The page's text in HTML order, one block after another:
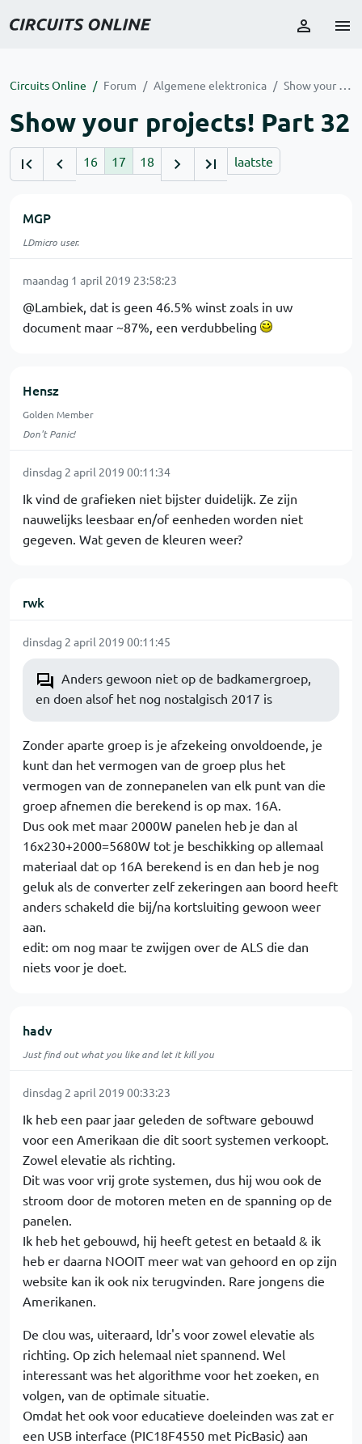
Circuits Online Forum Algemene elektronica Show your projects! Part 32
Show your projects! Part 32
16 17 18 laatste
MGP
LDmicro user.
maandag 1 april 2019 23:58:23
@Lambiek, dat is geen 46.5% winst zoals in uw
document maar ~87%, een verdubbeling
Hensz
Golden Member
Don't Panic!
dinsdag 2 april 2019 00:11:34
Ik vind de grafieken niet bijster duidelijk. Ze zijn
nauwelijks leesbaar en/of eenheden worden niet
gegeven. Wat geven de kleuren weer?
rwk
dinsdag 2 april 2019 00:11:45
Anders gewoon niet op de badkamergroep,
en doen alsof het nog nostalgisch 2017 is
Zonder aparte groep is je afzekeing onvoldoende, je
kunt dan het vermogen van de groep plus het
vermogen van de zonnepanelen van elk punt van die
groep afnemen die berekend is op max. 16A.
Dus ook met maar 2000W panelen heb je dan al
16x230+2000=5680W tot je beschikking op allemaal
materiaal dat op 16A berekend is en dan heb je nog
geluk als de converter zelf zekeringen aan boord heeft
anders schakeld die bij/na kortsluiting gewoon weer
aan.
edit: om nog maar te zwijgen over de ALS die dan
niets voor je doet.
hadv
Just find out what you like and let it kill you
dinsdag 2 april 2019 00:33:23
Ik heb een paar jaar geleden de software gebouwd
voor een Amerikaan die dit soort systemen verkoopt.
Zowel elevatie als richting.
Dit was voor vrij grote systemen, dus hij wou ook de
stroom door de motoren meten en de spanning op de
panelen.
Ik heb het gebouwd, hij heeft getest en betaald & ik
heb er daarna NOOIT meer wat van gehoord en op zijn
website kan ik ook nix terugvinden. Rare jongens die
Amerikanen.
De clou was, uiteraard, ldr's voor zowel elevatie als
richting. Op zich helemaal niet spannend. Wel
interessant was het algorithme voor het zoeken, en
volgen, van de optimale situatie.
Omdat het ook voor educatieve doeleinden was zat er
een USB interface (PIC18F4550 met PicBasic) aan